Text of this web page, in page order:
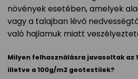
növények esetében, amelyek
vagy a talajban lévő
való hajlamuk miatt
Milyen felhasználásra javasoltak
illetve a 100g/m2 geotextilek?